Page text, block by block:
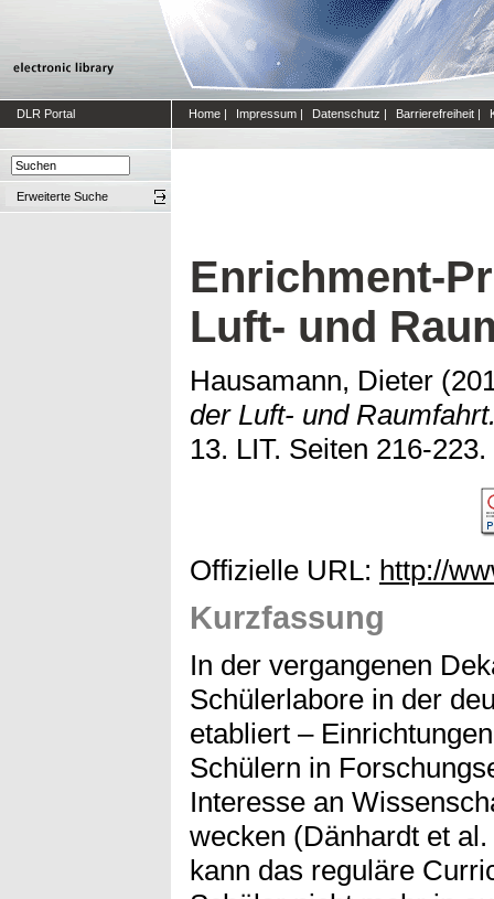
DLR Portal Home | Impressum | Datenschutz | Barrierefreiheit |
Erweiterte Suche
Enrichment-
Luft- und
Hausamann, Dieter
der Luft- und
13. LIT. Seiten 216-
Offizielle URL: http://
Kurzfassung
In der vergangenen
Schülerlabore in der
etabliert –
Schülern in
Interesse an
wecken (Dänhardt et
kann das reguläre